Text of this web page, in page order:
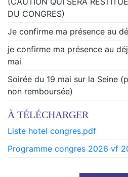
DU CONGRES)
Je confirme ma présence au
je confirme ma présence au
mai
Soirée du 19 mai sur la Seine
non remboursée)
À TÉLÉCHARGER
Liste hotel congres.pdf
Programme congres 2026 vf